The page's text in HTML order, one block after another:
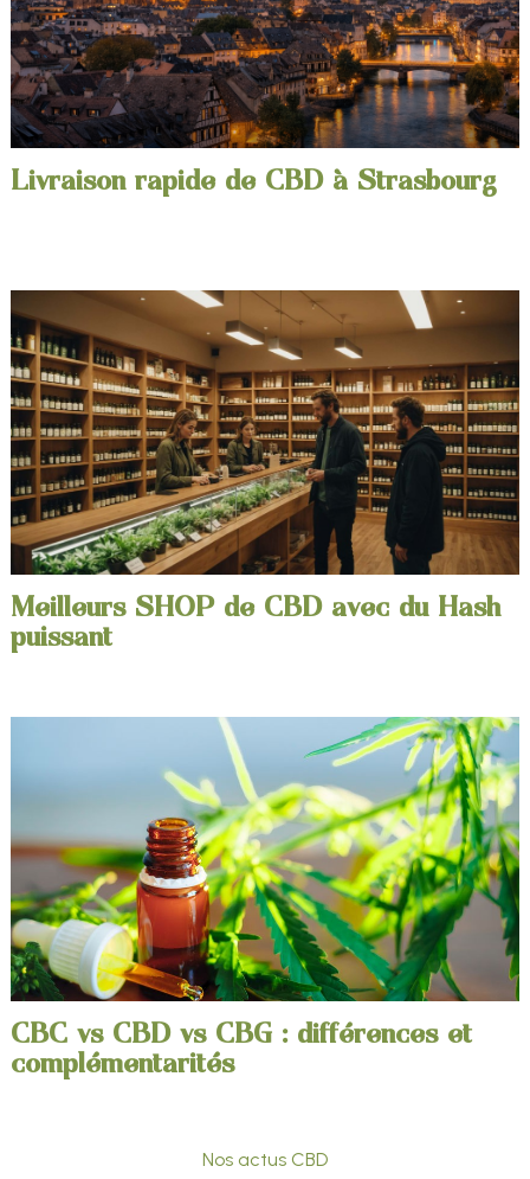
Livraison rapide de CBD à Strasbourg
Meilleurs SHOP de CBD avec du Hash
puissant
CBC vs CBD vs CBG : différences et
complémentarités
Nos actus CBD